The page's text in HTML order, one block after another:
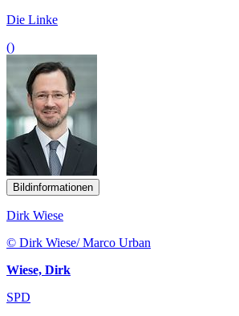
Die Linke
()
Bildinformationen
Dirk Wiese
© Dirk Wiese/ Marco Urban
Wiese, Dirk
SPD